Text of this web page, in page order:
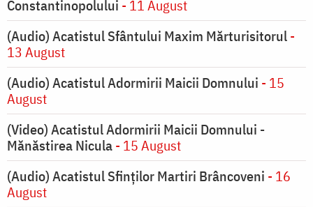
Constantinopolului - 11 August
(Audio) Acatistul Sfântului Maxim Mărturisitorul-
13 August
(Audio) Acatistul Adormirii Maicii Domnului - 15
August
(Video) Acatistul Adormirii Maicii Domnului -
Mănăstirea Nicula- 15 August
(Audio) Acatistul Sfinților Martiri Brâncoveni - 16
August